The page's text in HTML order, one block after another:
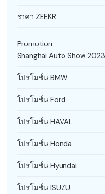
ราคา ZEEKR
Promotion
Shanghai Auto Show 2023
โปรโมชั่น BMW
โปรโมชั่น Ford
โปรโมชั่น HAVAL
โปรโมชั่น Honda
โปรโมชั่น Hyundai
โปรโมชั่น ISUZU